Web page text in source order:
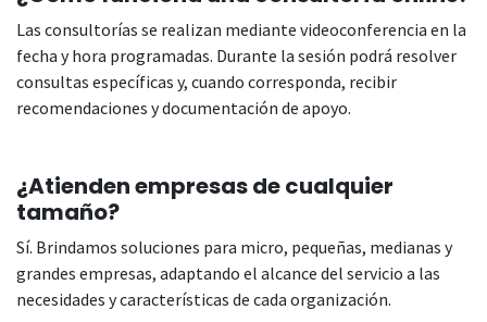
Las consultorías se realizan mediante videoconferencia en la
fecha y hora programadas. Durante la sesión podrá resolver
consultas específicas y, cuando corresponda, recibir
recomendaciones y documentación de apoyo.
¿Atienden empresas de cualquier
tamaño?
Sí. Brindamos soluciones para micro, pequeñas, medianas y
grandes empresas, adaptando el alcance del servicio a las
necesidades y características de cada organización.